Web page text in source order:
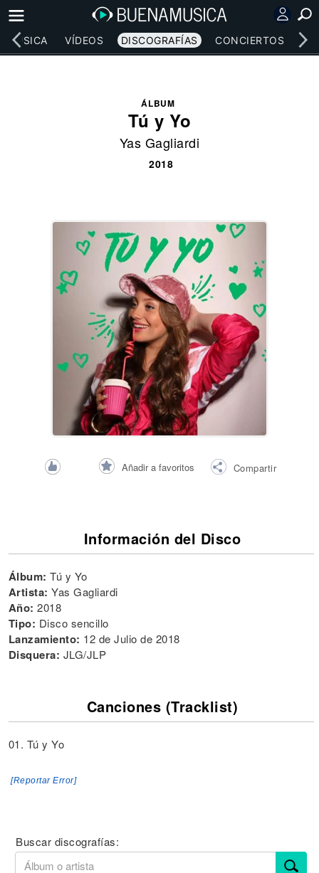
MÚSICA VÍDEOS DISCOGRAFÍAS CONCIERTOS
ÁLBUM
Tú y Yo
Yas Gagliardi
2018
Añadir a favoritos Compartir
Información del Disco
Álbum: Tú y Yo
Artista: Yas Gagliardi
Año: 2018
Tipo: Disco sencillo
Lanzamiento: 12 de Julio de 2018
Disquera: JLG/JLP
Canciones (Tracklist)
01. Tú y Yo
[Reportar Error]
Buscar discografías: